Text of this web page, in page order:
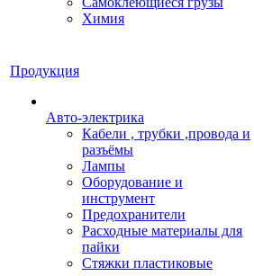
Химия
Продукция
Авто-электрика
Кабели , трубки ,провода и
разъёмы
Лампы
Оборудование и
инструмент
Предохранители
Расходные материалы для
пайки
Стяжки пластиковые